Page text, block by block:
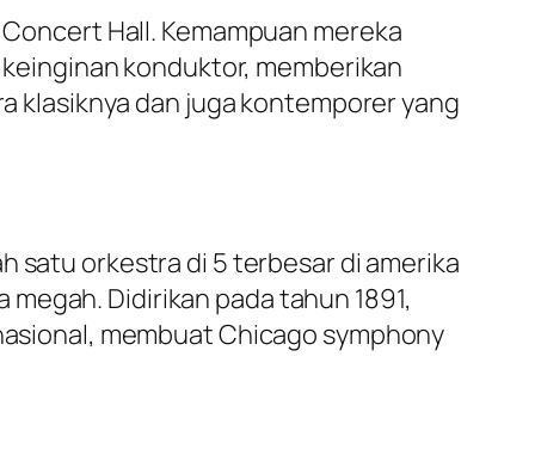
Hall. Kemampuan mereka
konduktor, memberikan
klasiknya dan juga kontemporer yang
satu orkestra di 5 terbesar di amerika
Didirikan pada tahun 1891,
membuat Chicago symphony